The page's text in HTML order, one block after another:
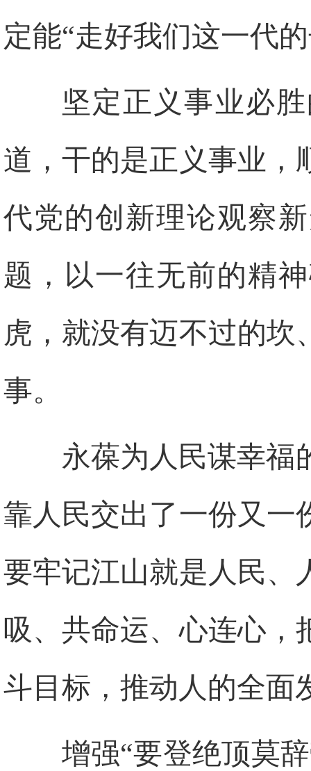
定能“走好我们这一代
坚定正义事业必
道，干的是正义事业，
代党的创新理论观察
题，以一往无前的精
虎，就没有迈不过的坎
事。
永葆为人民谋幸福
靠人民交出了一份又一
要牢记江山就是人民、
吸、共命运、心连心，
斗目标，推动人的全面
增强“要登绝顶莫